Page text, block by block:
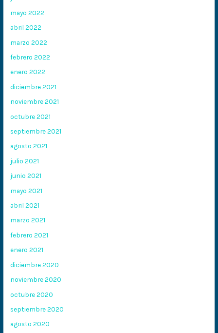
mayo 2022
abril 2022
marzo 2022
febrero 2022
enero 2022
diciembre 2021
noviembre 2021
octubre 2021
septiembre 2021
agosto 2021
julio 2021
junio 2021
mayo 2021
abril 2021
marzo 2021
febrero 2021
enero 2021
diciembre 2020
noviembre 2020
octubre 2020
septiembre 2020
agosto 2020